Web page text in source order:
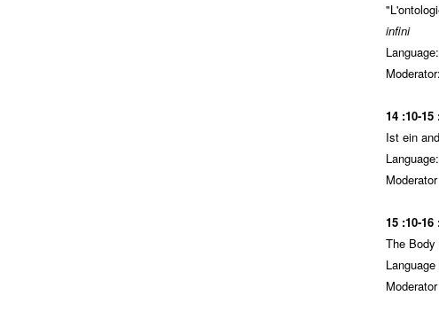
infini
14 :10-
Ist ein
15 :10-16
The